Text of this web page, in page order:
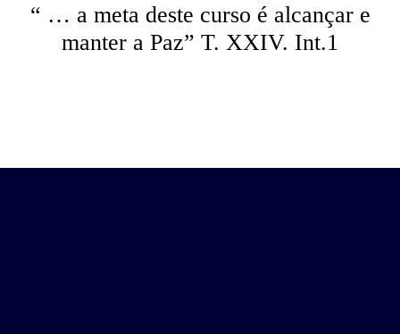
“ … a meta deste curso é alcançar e
manter a Paz” T. XXIV. Int.1